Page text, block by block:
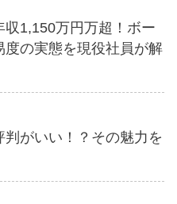
1,150万円万超！ボー
の実態を現役社員が解
がいい！？その魅力を